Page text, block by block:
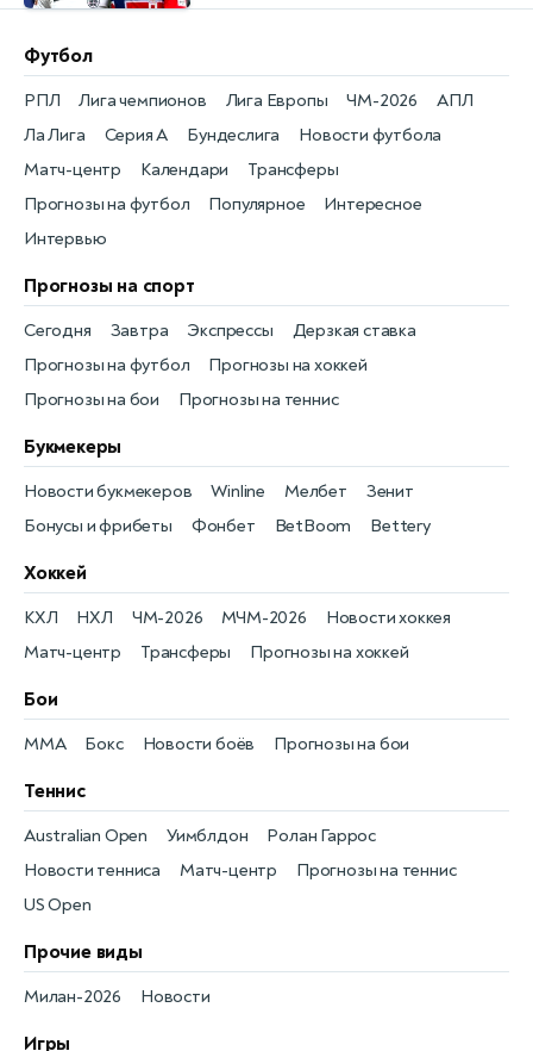
Футбол
Новости футбола
РПЛ
Матч-центр
Лига чемпионов
Календари
Лига Европы
Трансферы
ЧМ-2026
Прогнозы на футбол
АПЛ
Популярное
Ла Лига
Интересное
Серия А
Интервью
Бундеслига
Прогнозы на спорт
Прогнозы на футбол
Сегодня
Прогнозы на хоккей
Завтра
Прогнозы на бои
Экспрессы
Прогнозы на теннис
Дерзкая ставка
Букмекеры
Бонусы и фрибеты
Новости букмекеров
Фонбет
Winline
BetBoom
Мелбет
Bettery
Зенит
Хоккей
Новости хоккея
КХЛ
Матч-центр
НХЛ
Трансферы
ЧМ-2026
Прогнозы на хоккей
МЧМ-2026
Бои
Новости боёв
MMA Прогнозы на бои
Бокс
Теннис
Новости тенниса
Australian Open
Матч-центр
Уимблдон
Прогнозы на теннис
Ролан Гаррос
US Open
Прочие виды
Новости
Милан-2026
Игры